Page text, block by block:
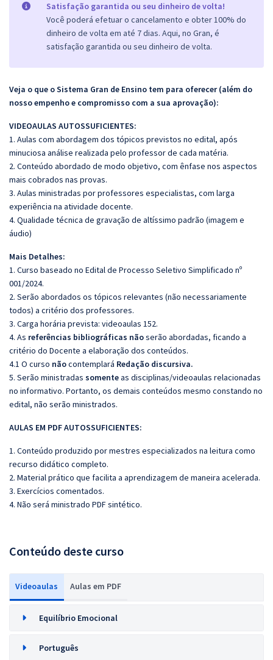
Satisfação garantida ou seu dinheiro de volta!
Você poderá efetuar o cancelamento e obter 100% do
dinheiro de volta em até 7 dias. Aqui, no Gran, é
satisfação garantida ou seu dinheiro de volta.
Veja o que o Sistema Gran de Ensino tem para oferecer (além do
nosso empenho e compromisso com a sua aprovação):
VIDEOAULAS AUTOSSUFICIENTES:
1. Aulas com abordagem dos tópicos previstos no edital, após
minuciosa análise realizada pelo professor de cada matéria.
2. Conteúdo abordado de modo objetivo, com ênfase nos aspectos
mais cobrados nas provas.
3. Aulas ministradas por professores especialistas, com larga
experiência na atividade docente.
4. Qualidade técnica de gravação de altíssimo padrão (imagem e
áudio)
Mais Detalhes:
1. Curso baseado no Edital de Processo Seletivo Simplificado nº
001/2024.
2. Serão abordados os tópicos relevantes (não necessariamente
todos) a critério dos professores.
3. Carga horária prevista: videoaulas 152.
4. As referências bibliográficas nãoserão abordadas, ficando a
critério do Docente a elaboração dos conteúdos.
4.1 O curso nãocontemplará Redação discursiva.
5. Serão ministradas somenteas disciplinas/videoaulas relacionadas
no informativo. Portanto, os demais conteúdos mesmo constando no
edital, não serão ministrados.
AULAS EM PDF AUTOSSUFICIENTES:
1. Conteúdo produzido por mestres especializados na leitura como
recurso didático completo.
2. Material prático que facilita a aprendizagem de maneira acelerada.
3. Exercícios comentados.
4. Não será ministrado PDF sintético.
Conteúdo deste curso
Videoaulas Aulas em PDF
Equilíbrio Emocional
Português